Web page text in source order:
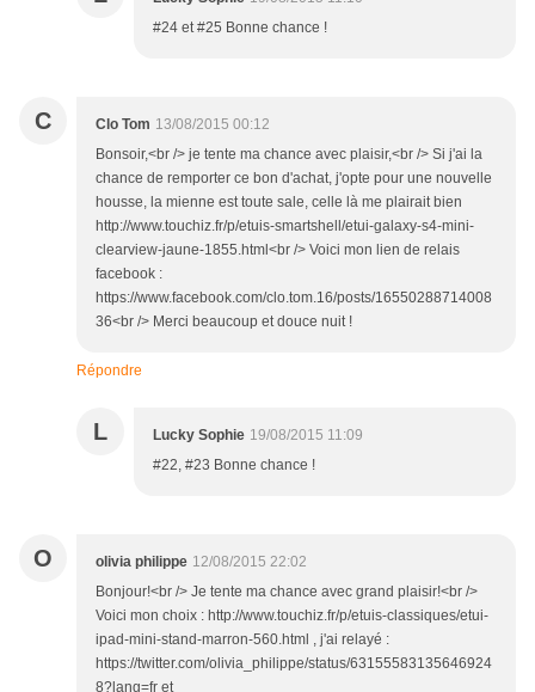
#24 et #25 Bonne chance !
C Clo Tom 13/08/2015 00:12
Bonsoir,<br /> je tente ma chance avec plaisir,<br /> Si j'ai la
chance de remporter ce bon d'achat, j'opte pour une nouvelle
housse, la mienne est toute sale, celle là me plairait bien
http://www.touchiz.fr/p/etuis-smartshell/etui-galaxy-s4-mini-
clearview-jaune-1855.html<br /> Voici mon lien de relais
facebook :
https://www.facebook.com/clo.tom.16/posts/16550288714008
36<br /> Merci beaucoup et douce nuit !
Répondre
L Lucky Sophie 19/08/2015 11:09
#22, #23 Bonne chance !
O olivia philippe 12/08/2015 22:02
Bonjour!<br /> Je tente ma chance avec grand plaisir!<br />
Voici mon choix : http://www.touchiz.fr/p/etuis-classiques/etui-
ipad-mini-stand-marron-560.html , j'ai relayé :
https://twitter.com/olivia_philippe/status/63155583135646924
8?lang=fr et